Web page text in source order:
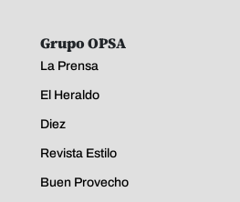
Grupo OPSA
La Prensa
El Heraldo
Diez
Revista Estilo
Buen Provecho